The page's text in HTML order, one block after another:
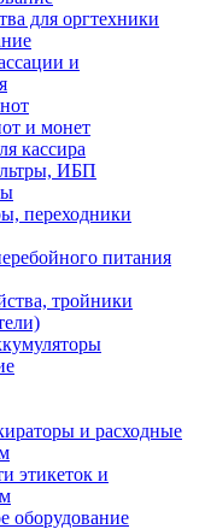
для оргтехники
и
и монет
кассира
ИБП
переходники
питания
тройники
и расходные
этикеток и
оборудование